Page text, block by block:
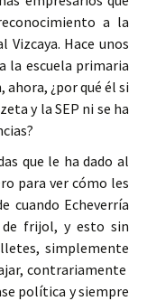
a la
Hace unos
la escuela primaria
¿por qué él si
y la SEP ni se ha
que le ha dado al
para ver cómo les
cuando Echeverría
frijol, y esto sin
simplemente
contrariamente
política y siempre